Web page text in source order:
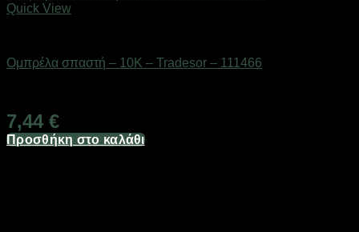
Quick View
Ομπρέλα σπαστή – 10K – Tradesor – 111466
7,44 €
Προσθήκη στο καλάθι